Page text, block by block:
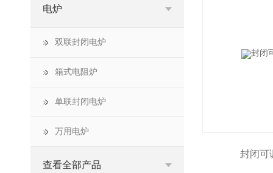
电炉
双联封闭电炉
箱式电阻炉
单联封闭电炉
万用电炉
查看全部产品
封闭可